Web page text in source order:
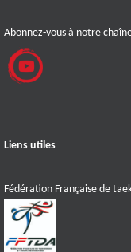
Abonnez-vous à notre
Liens utiles
Fédération Française de